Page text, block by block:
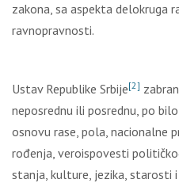
zakona, sa aspekta delokruga
ravnopravnosti.
Ustav Republike Srbije[2]
neposrednu ili posrednu, po
osnovu rase, pola, nacionalne
rođenja, veroispovesti
stanja, kulture, jezika, starosti